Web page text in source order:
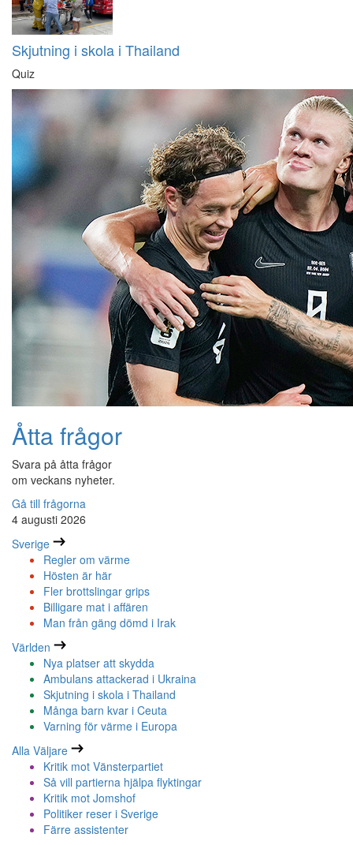
Skjutning i skola i Thailand
Quiz
Åtta frågor
Svara på åtta frågor
om veckans nyheter.
Gå till frågorna
4 augusti 2026
Sverige
Regler om värme
Hösten är här
Fler brottslingar grips
Billigare mat i affären
Man från gäng dömd i Irak
Världen
Nya platser att skydda
Ambulans attackerad i Ukraina
Skjutning i skola i Thailand
Många barn kvar i Ceuta
Varning för värme i Europa
Alla Väljare
Kritik mot Vänsterpartiet
Så vill partierna hjälpa flyktingar
Kritik mot Jomshof
Politiker reser i Sverige
Färre assistenter